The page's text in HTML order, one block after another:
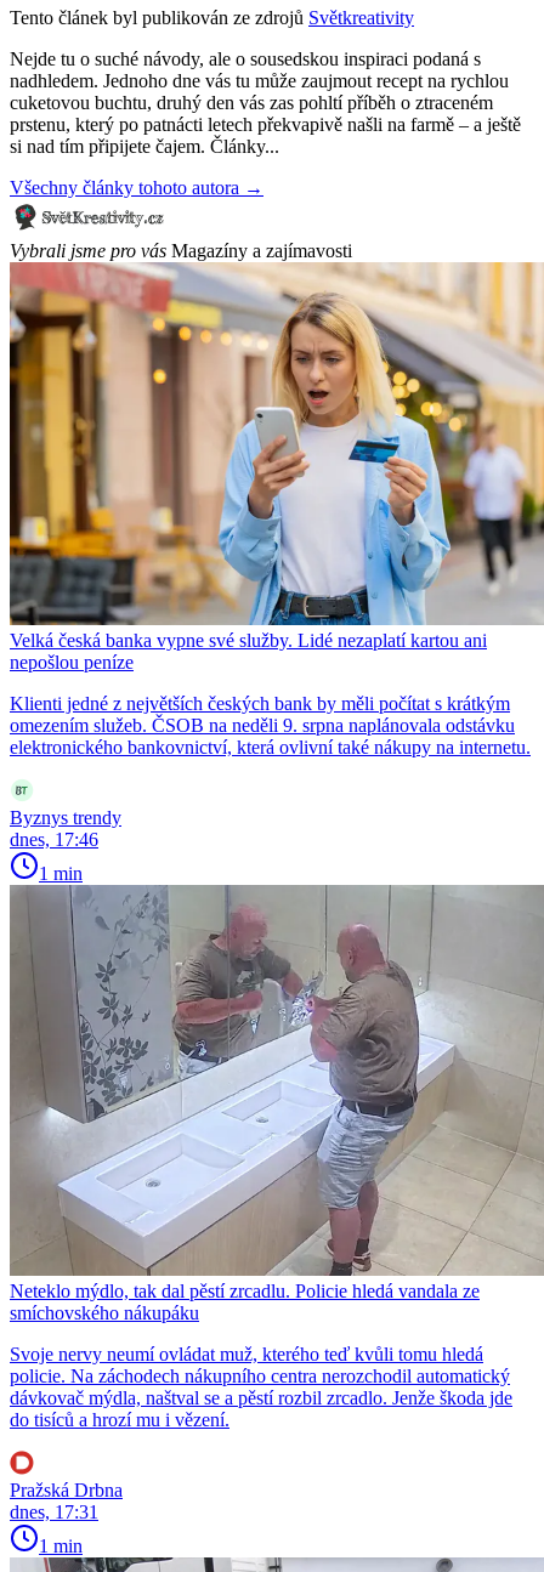
Tento článek byl publikován ze zdrojů Světkreativity
Nejde tu o suché návody, ale o sousedskou inspiraci podaná s
nadhledem. Jednoho dne vás tu může zaujmout recept na rychlou
cuketovou buchtu, druhý den vás zas pohltí příběh o ztraceném
prstenu, který po patnácti letech překvapivě našli na farmě – a ještě
si nad tím připijete čajem. Články...
Všechny články tohoto autora →
Vybrali jsme pro vás Magazíny a zajímavosti
Velká česká banka vypne své služby. Lidé nezaplatí kartou ani
nepošlou peníze
Klienti jedné z největších českých bank by měli počítat s krátkým
omezením služeb. ČSOB na neděli 9. srpna naplánovala odstávku
elektronického bankovnictví, která ovlivní také nákupy na internetu.
Byznys trendy
dnes, 17:46
1 min
Neteklo mýdlo, tak dal pěstí zrcadlu. Policie hledá vandala ze
smíchovského nákupáku
Svoje nervy neumí ovládat muž, kterého teď kvůli tomu hledá
policie. Na záchodech nákupního centra nerozchodil automatický
dávkovač mýdla, naštval se a pěstí rozbil zrcadlo. Jenže škoda jde
do tisíců a hrozí mu i vězení.
Pražská Drbna
dnes, 17:31
1 min